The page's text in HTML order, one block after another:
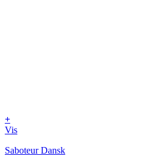
+
Vis
Saboteur Dansk